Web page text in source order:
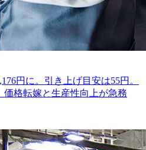
円に。引き上げ目安は55円。
価格転嫁と生産性向上が急務